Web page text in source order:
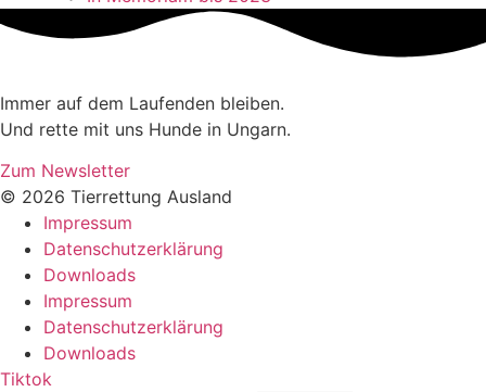
Immer auf dem Laufenden bleiben.
Und rette mit uns Hunde in Ungarn.
Zum Newsletter
© 2026 Tierrettung Ausland
Impressum
Datenschutzerklärung
Downloads
Impressum
Datenschutzerklärung
Downloads
Tiktok